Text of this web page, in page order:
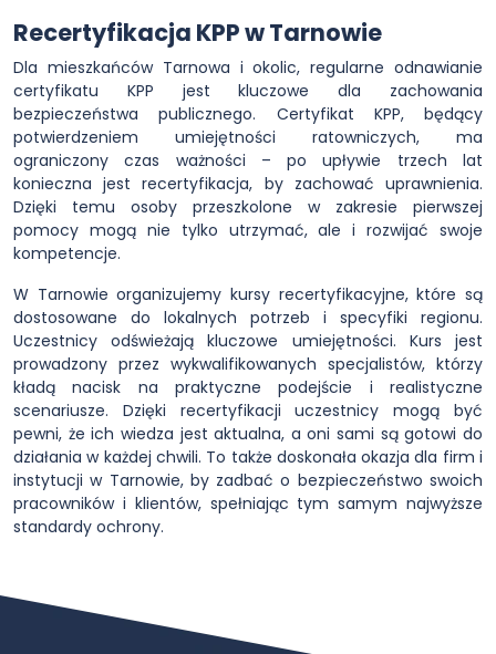
Recertyfikacja KPP w Tarnowie
Dla mieszkańców Tarnowa i okolic, regularne odnawianie
certyfikatu KPP jest kluczowe dla zachowania
bezpieczeństwa publicznego. Certyfikat KPP, będący
potwierdzeniem umiejętności ratowniczych, ma
ograniczony czas ważności – po upływie trzech lat
konieczna jest recertyfikacja, by zachować uprawnienia.
Dzięki temu osoby przeszkolone w zakresie pierwszej
pomocy mogą nie tylko utrzymać, ale i rozwijać swoje
kompetencje.
W Tarnowie organizujemy kursy recertyfikacyjne, które są
dostosowane do lokalnych potrzeb i specyfiki regionu.
Uczestnicy odświeżają kluczowe umiejętności. Kurs jest
prowadzony przez wykwalifikowanych specjalistów, którzy
kładą nacisk na praktyczne podejście i realistyczne
scenariusze. Dzięki recertyfikacji uczestnicy mogą być
pewni, że ich wiedza jest aktualna, a oni sami są gotowi do
działania w każdej chwili. To także doskonała okazja dla firm i
instytucji w Tarnowie, by zadbać o bezpieczeństwo swoich
pracowników i klientów, spełniając tym samym najwyższe
standardy ochrony.